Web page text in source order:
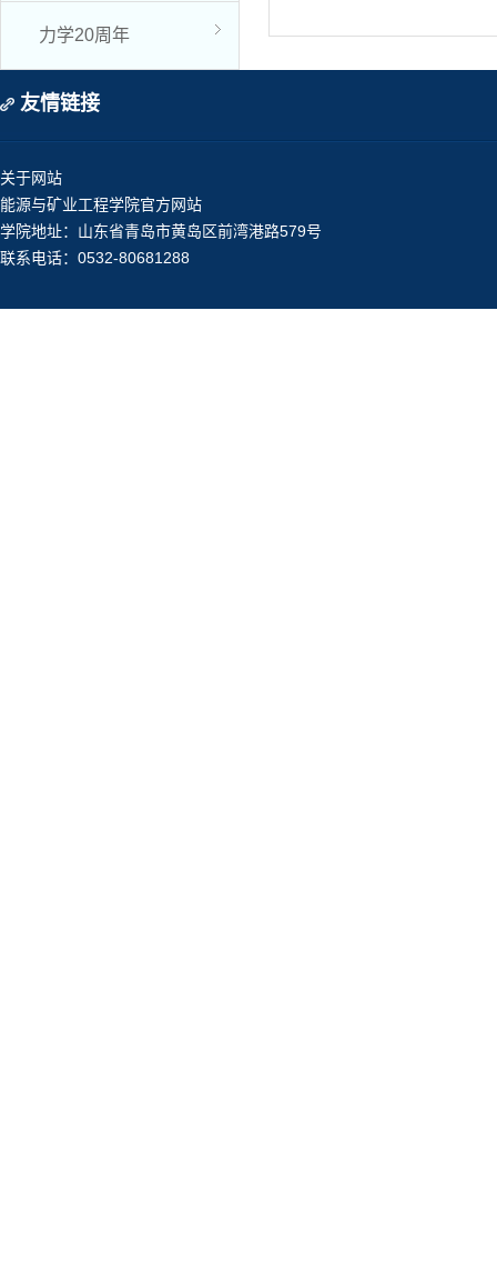
力学20周年
友情链接
关于网站
能源与矿业工程学院官方网站
学院地址：山东省青岛市黄岛区前湾港路579号
联系电话：0532-80681288